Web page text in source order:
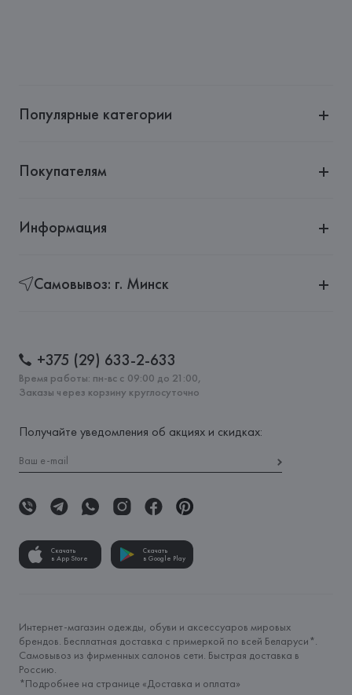
Популярные категории
Покупателям
Информация
Самовывоз: г. Минск
+375 (29) 633-2-633
Время работы: пн-вс с 09:00 до 21:00,
Заказы через корзину круглосуточно
Получайте уведомления об акциях и скидках:
Скачать
в App Store
Скачать
в Google Play
Интернет-магазин одежды, обуви и аксессуаров мировых
брендов. Бесплатная доставка с примеркой по всей Беларуси*.
Самовывоз из фирменных салонов сети. Быстрая доставка в
Россию.
*Подробнее на странице «Доставка и оплата»